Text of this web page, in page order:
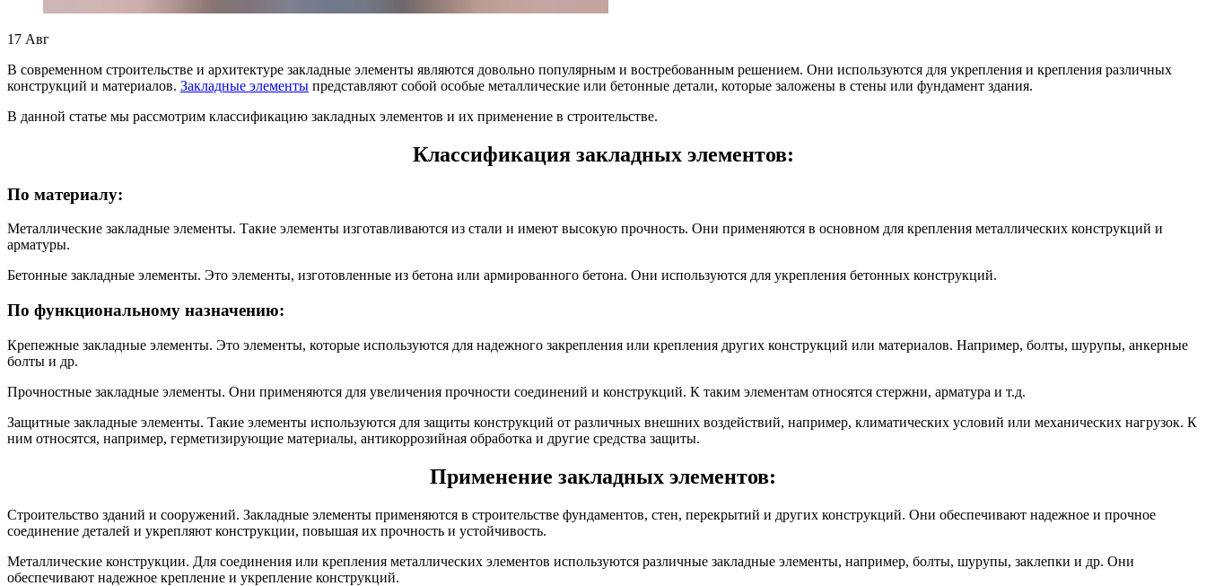
17 Авг
В современном строительстве и архитектуре закладные элементы являются довольно популярным и востребованным решением. Они используются для укрепления и крепления различных
конструкций и материалов. Закладные элементы представляют собой особые металлические или бетонные детали, которые заложены в стены или фундамент здания.
В данной статье мы рассмотрим классификацию закладных элементов и их применение в строительстве.
Классификация закладных элементов:
По материалу:
Металлические закладные элементы. Такие элементы изготавливаются из стали и имеют высокую прочность. Они применяются в основном для крепления металлических конструкций и
арматуры.
Бетонные закладные элементы. Это элементы, изготовленные из бетона или армированного бетона. Они используются для укрепления бетонных конструкций.
По функциональному назначению:
Крепежные закладные элементы. Это элементы, которые используются для надежного закрепления или крепления других конструкций или материалов. Например, болты, шурупы, анкерные
болты и др.
Прочностные закладные элементы. Они применяются для увеличения прочности соединений и конструкций. К таким элементам относятся стержни, арматура и т.д.
Защитные закладные элементы. Такие элементы используются для защиты конструкций от различных внешних воздействий, например, климатических условий или механических нагрузок. К
ним относятся, например, герметизирующие материалы, антикоррозийная обработка и другие средства защиты.
Применение закладных элементов:
Строительство зданий и сооружений. Закладные элементы применяются в строительстве фундаментов, стен, перекрытий и других конструкций. Они обеспечивают надежное и прочное
соединение деталей и укрепляют конструкции, повышая их прочность и устойчивость.
Металлические конструкции. Для соединения или крепления металлических элементов используются различные закладные элементы, например, болты, шурупы, заклепки и др. Они
обеспечивают надежное крепление и укрепление конструкций.